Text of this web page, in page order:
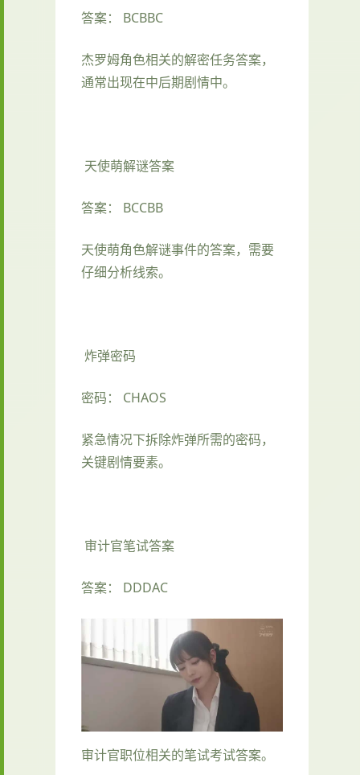
答案： BCBBC
杰罗姆角色相关的解密任务答案，
通常出现在中后期剧情中。
天使萌解谜答案
答案： BCCBB
天使萌角色解谜事件的答案，需要
仔细分析线索。
炸弹密码
密码： CHAOS
紧急情况下拆除炸弹所需的密码，
关键剧情要素。
审计官笔试答案
答案： DDDAC
审计官职位相关的笔试考试答案。